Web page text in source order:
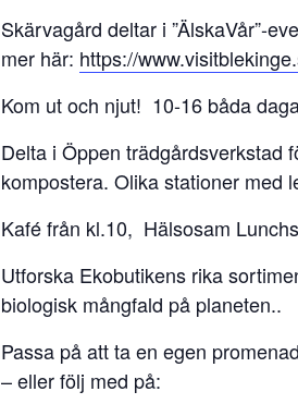
Skärvagård deltar i ”ÄlskaVår”-
mer här: https://
Kom ut och njut! 10-16 båda
Delta i Öppen trädgårdsverkstad
kompostera. Olika stationer med
Kafé från kl.10, Hälsosam
Utforska Ekobutikens rika
biologisk mångfald på planeten..
Passa på att ta en egen
– eller följ med på: